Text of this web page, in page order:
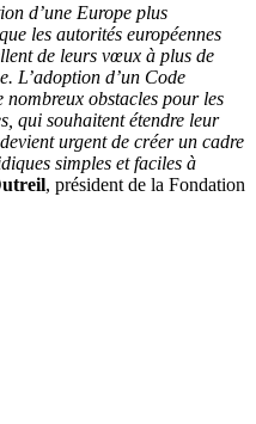
d’une Europe plus
les autorités européennes
de leurs vœux à plus de
L’adoption d’un Code
nombreux obstacles pour les
qui souhaitent étendre leur
urgent de créer un cadre
simples et faciles à
, président de la Fondation